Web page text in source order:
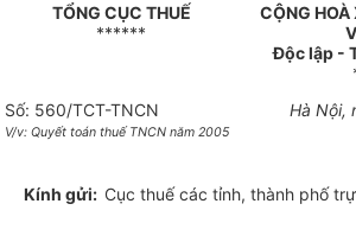
TỔNG CỤC THUẾ
******
CỘNG
Độc lập -
Số: 560/TCT-TNCN
V/v: Quyết toán thuế TNCN năm 2005
Hà Nội,
Kính gửi: Cục thuế các tỉnh, thành phố